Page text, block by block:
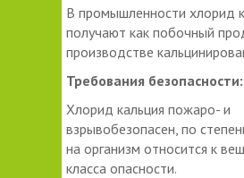
В промышленности хлорид
получают как побочный
производстве
Требования безопасности:
Хлорид кальция пожаро- и
взрывобезопасен, по
на организм относится к
класса опасности.